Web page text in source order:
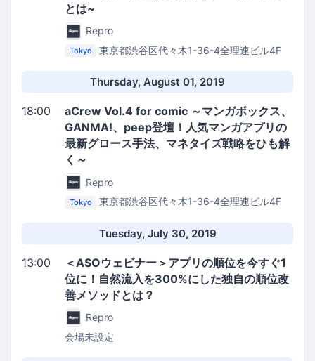
とは~
Repro
Tokyo
東京都渋谷区代々木1-36-4全理連ビル4F
Thursday, August 01, 2019
18:00
aCrew Vol.4 for comic ～マンガボックス、
GANMA!、peep登壇！人気マンガアプリの
最新グロース手法、マネタイズ戦略をひも解
く～
Repro
Tokyo
東京都渋谷区代々木1-36-4全理連ビル4F
Tuesday, July 30, 2019
13:00
＜ASOウェビナー＞アプリの順位を今すぐ1
位に！自然流入を300%にした独自の順位改
善メソッドとは？
Repro
会場未設定